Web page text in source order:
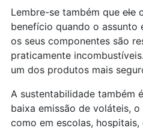
Lembre-se também que ele
benefício quando o
os seus componentes são
praticamente
um dos produtos mais
A sustentabilidade também
baixa emissão de voláteis,
como em escolas,